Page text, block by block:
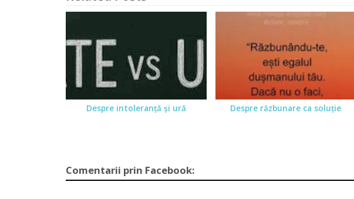
Despre intoleranţă şi ură Despre răzbunare ca soluţie
Comentarii prin Facebook: